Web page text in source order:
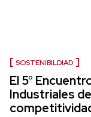
SOSTENIBILDIAD
El 5°
Industriales